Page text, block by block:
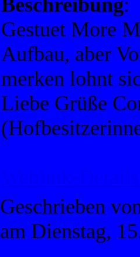
Beschreibung:
Gestuet More
Aufbau, aber
merken lohnt
Liebe Grüße
Geschrieben
am Dienstag,